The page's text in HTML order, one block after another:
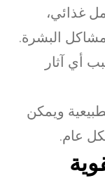
غذائي،
البشرة.
أي آثار
ويمكن
عام.